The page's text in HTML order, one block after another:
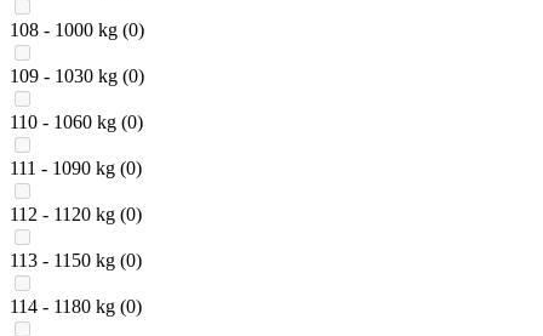
108 - 1000 kg (0)
109 - 1030 kg (0)
110 - 1060 kg (0)
111 - 1090 kg (0)
112 - 1120 kg (0)
113 - 1150 kg (0)
114 - 1180 kg (0)